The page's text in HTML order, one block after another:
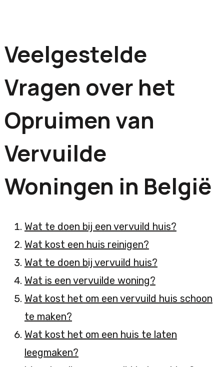
Veelgestelde
Vragen over het
Opruimen van
Vervuilde
Woningen in België
Wat te doen bij een vervuild huis?
Wat kost een huis reinigen?
Wat te doen bij vervuild huis?
Wat is een vervuilde woning?
Wat kost het om een vervuild huis schoon
te maken?
Wat kost het om een huis te laten
leegmaken?